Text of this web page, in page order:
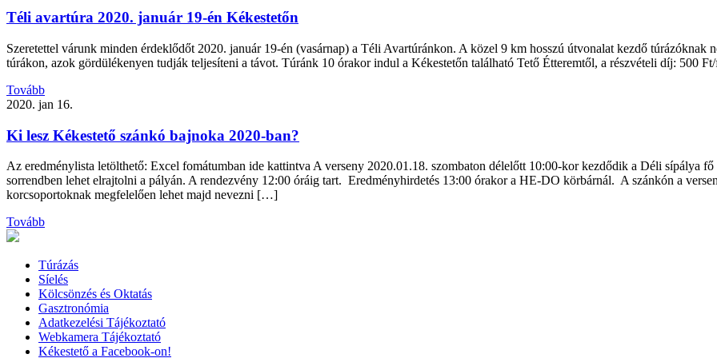
Téli avartúra 2020. január 19-én Kékestetőn
Szeretettel várunk minden érdeklődőt 2020. január 19-én (vasárnap) a Téli Avartúránkon. A közel 9 km hosszú útvonalat kezdő
túrákon, azok gördülékenyen tudják teljesíteni a távot. Túránk 10 órakor indul a Kékestetőn található Tető Étteremtől, a részvételi díj: 500
Tovább
2020. jan 16.
Ki lesz Kékestető szánkó bajnoka 2020-ban?
Az eredménylista letölthető: Excel fomátumban ide kattintva A verseny 2020.01.18. szombaton délelőtt 10:00-kor kezdődik a Déli sípálya
sorrendben lehet elrajtolni a pályán. A rendezvény 12:00 óráig tart. Eredményhirdetés 13:00 órakor a HE-DO körbárnál. A szánkón a
korcsoportoknak megfelelően lehet majd nevezni […]
Tovább
Túrázás
Síelés
Kölcsönzés és Oktatás
Gasztronómia
Adatkezelési Tájékoztató
Webkamera Tájékoztató
Kékestető a Facebook-on!